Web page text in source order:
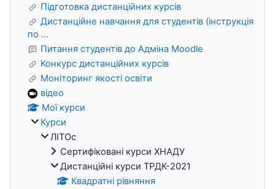
Підготовка дистанційних курсів
Дистанційне навчання для студентів (інструкція
по ...
Питання студентів до Адміна Moodle
Конкурс дистанційних курсів
Моніторинг якості освіти
відео
Мої курси
Курси
ЛІТОс
Сертифіковані курси ХНАДУ
Дистанційні курси ТРДК-2021
Квадратні рівняння